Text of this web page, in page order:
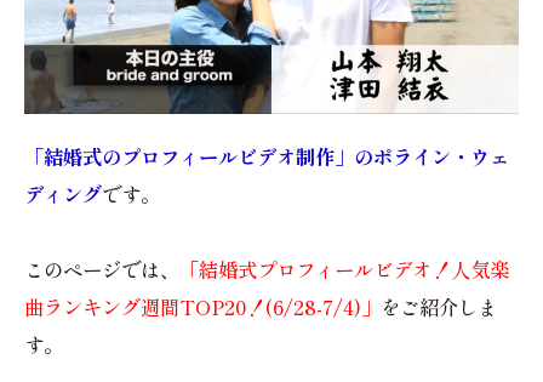
「結婚式のプロフィールビデオ制作」のポライン・ウェ
ディングです。
このページでは、
「結婚式プロフィールビデオ！人気楽
曲ランキング週間TOP20！(6/28-7/4)」 をご紹介しま
す。